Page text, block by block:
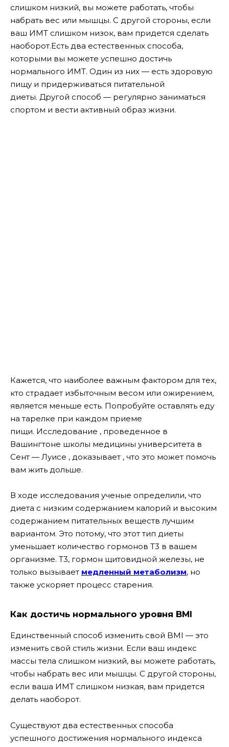
слишком низкий, вы можете работать, чтобы
набрать вес или мышцы. С другой стороны, если
ваш ИМТ слишком низок, вам придется сделать
наоборот.Есть два естественных способа,
которыми вы можете успешно достичь
нормального ИМТ. Один из них — есть здоровую
пищу и придерживаться питательной
диеты. Другой способ — регулярно заниматься
спортом и вести активный образ жизни.
Кажется, что наиболее важным фактором для тех,
кто страдает избыточным весом или ожирением,
является меньше есть. Попробуйте оставлять еду
на тарелке при каждом приеме
пищи. Исследование , проведенное в
Вашингтоне школы медицины университета в
Сент — Луисе , доказывает , что это может помочь
вам жить дольше.
В ходе исследования ученые определили, что
диета с низким содержанием калорий и высоким
содержанием питательных веществ лучшим
вариантом. Это потому, что этот тип диеты
уменьшает количество гормонов T3 в вашем
организме. Т3, гормон щитовидной железы, не
только вызывает медленный метаболизм, но
также ускоряет процесс старения.
Как достичь нормального уровня BMI
Единственный способ изменить свой BMI — это
изменить свой стиль жизни. Если ваш индекс
массы тела слишком низкий, вы можете работать,
чтобы набрать вес или мышцы. С другой стороны,
если ваша ИМТ слишком низкая, вам придется
делать наоборот.
Существуют два естественных способа
успешного достижения нормального индекса